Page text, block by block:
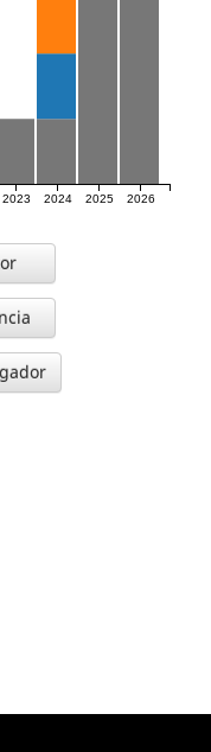
2023 2024 2025 2026